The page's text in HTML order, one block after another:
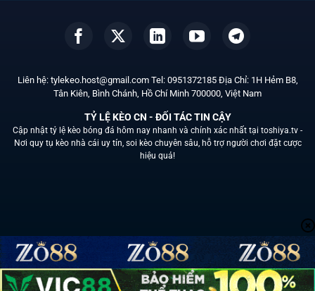
Liên hệ: tylekeo.host@gmail.comTel: 0951372185Địa Chỉ: 1H Hẻm B8,
Tân Kiên, Bình Chánh, Hồ Chí Minh 700000 , Việt Nam
TỶ LỆ KÈO CN - ĐỐI TÁC TIN CẬY
Cập nhật tỷ lệ kèo bóng đá hôm nay nhanh và chính xác nhất tại toshiya.tv -
Nơi quy tụ kèo nhà cái uy tín, soi kèo chuyên sâu, hỗ trợ người chơi đặt cược
hiệu quả!
Liên Hệ Chính sách bảo mật Soi kèo Nhà cái uy tín Tin Tức
Copyright 2026 ©toshiya.tv